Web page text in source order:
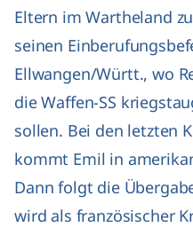
Eltern im Wartheland
seinen
Ellwangen/Württ., wo
die Waffen-SS
sollen. Bei den letzten
kommt Emil in
Dann folgt die
wird als französischer